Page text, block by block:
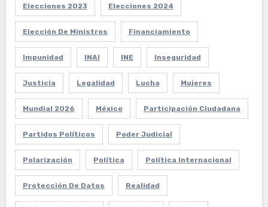
Elecciones 2023 Elecciones 2024
Elección De Ministros Financiamiento
Impunidad INAI INE Inseguridad
Justicia Legalidad Lucha Mujeres
Mundial 2026 México Participación Ciudadana
Partidos Políticos Poder Judicial
Polarización Política Política Internacional
Protección De Datos Realidad